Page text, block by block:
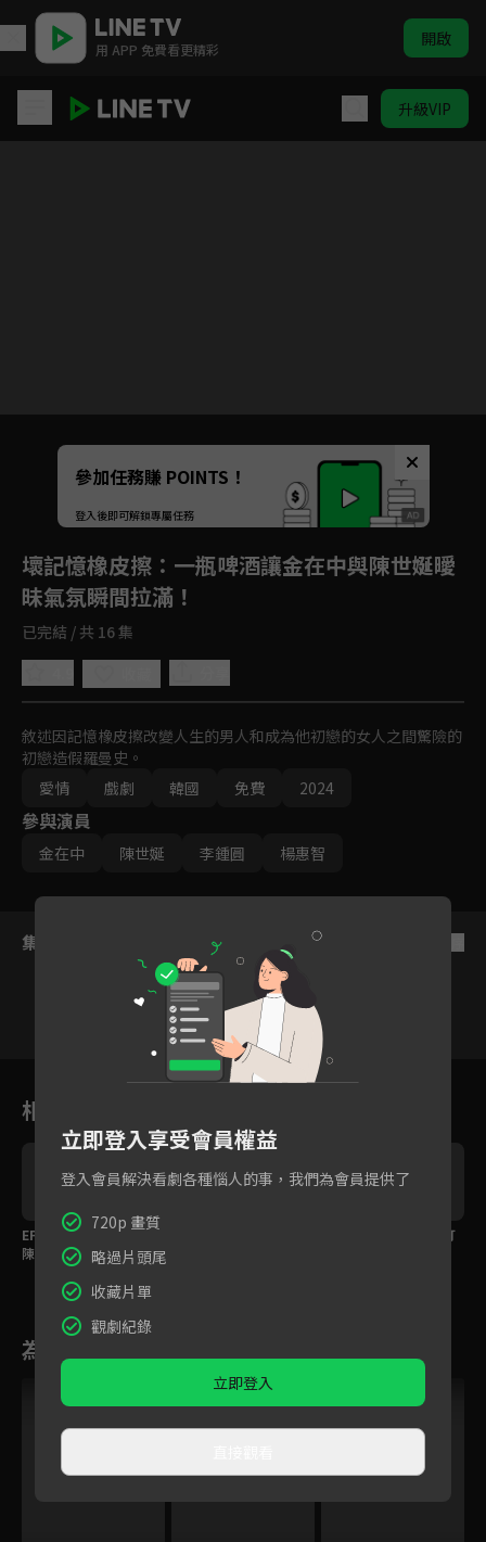
用 APP 免費看更精彩 開啟
升級VIP
Unmute
參加任務賺 POINTS！
登入後即可解鎖專屬任務
壞記憶橡皮擦 ：一瓶啤酒讓金在中與陳世娫曖
昧氣氛瞬間拉滿！
已完結 / 共 16 集
敘述因記憶橡皮擦改變人生的男人和成為他初戀的女人之間驚險的
初戀造假羅曼史。
愛情
戲劇 韓國 免費 2024
參與演員
金在中 陳世娫 李鍾圓 楊惠智
集數列表
2 3 4
相關花絮
EP10預告：發現心意後
陳世娫無法再直視金在
金在中為陳世娫變身打
為您推薦
立即登入享受會員權益
登入會員解決看劇各種惱人的事，我們為會員提供了
720p 畫質
略過片頭尾
收藏片單
觀劇紀錄
立即登入